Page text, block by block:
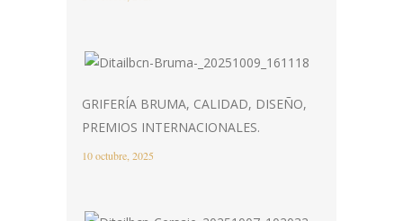
GRIFERÍA BRUMA, CALIDAD, DISEÑO,
PREMIOS INTERNACIONALES.
10 octubre, 2025